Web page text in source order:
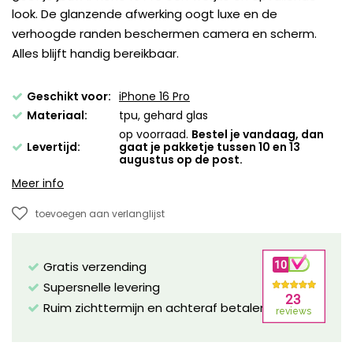
look. De glanzende afwerking oogt luxe en de
verhoogde randen beschermen camera en scherm.
Alles blijft handig bereikbaar.
Geschikt voor: iPhone 16 Pro
Materiaal:
tpu, gehard glas
Levertijd:
op voorraad. Bestel je vandaag, dan
gaat je pakketje tussen 10 en 13
augustus op de post.
Meer info
toevoegen aan verlanglijst
Gratis verzending
Supersnelle levering
Ruim zichttermijn en achteraf betalen mogelijk!